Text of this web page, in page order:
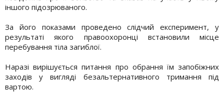
іншого підозрюваного.
За його показами проведено слідчий експеримент, у
результаті якого правоохоронці встановили місце
перебування тіла загиблої.
Наразі вирішується питання про обрання їм запобіжних
заходів у вигляді безальтернативного тримання під
вартою.